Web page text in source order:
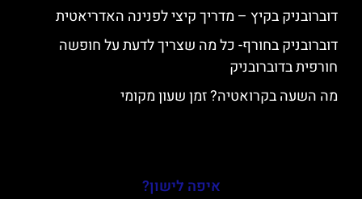
דוברובניק בקיץ – מדריך קיצי לפנינה האדריאטית
דוברובניק בחורף- כל מה שצריך לדעת על חופשה
חורפית בדוברובניק
מה השעה בקרואטיה? זמן שעון מקומי
איפה לישון?